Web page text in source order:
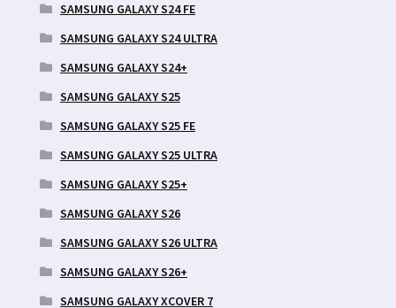
SAMSUNG GALAXY S24 FE
SAMSUNG GALAXY S24 ULTRA
SAMSUNG GALAXY S24+
SAMSUNG GALAXY S25
SAMSUNG GALAXY S25 FE
SAMSUNG GALAXY S25 ULTRA
SAMSUNG GALAXY S25+
SAMSUNG GALAXY S26
SAMSUNG GALAXY S26 ULTRA
SAMSUNG GALAXY S26+
SAMSUNG GALAXY XCOVER 7